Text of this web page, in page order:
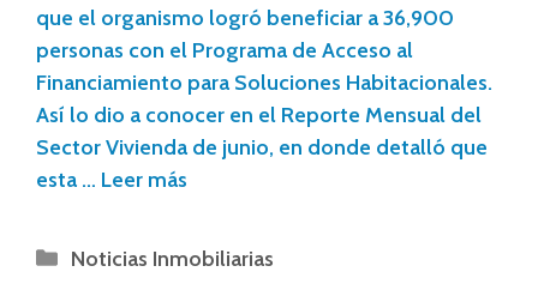
que el organismo logró beneficiar a 36,900
personas con el Programa de Acceso al
Financiamiento para Soluciones Habitacionales.
Así lo dio a conocer en el Reporte Mensual del
Sector Vivienda de junio, en donde detalló que
esta … Leer más
Noticias Inmobiliarias